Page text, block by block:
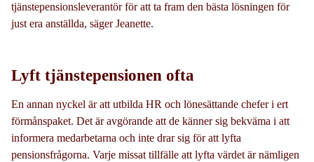
tjänstepensionsleverantör för att ta fram den bästa lösningen för
just era anställda, säger Jeanette.
Lyft tjänstepensionen ofta
En annan nyckel är att utbilda HR och lönesättande chefer i ert
förmånspaket. Det är avgörande att de känner sig bekväma i att
informera medarbetarna och inte drar sig för att lyfta
pensionsfrågorna. Varje missat tillfälle att lyfta värdet är nämligen